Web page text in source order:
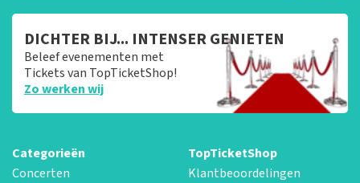
DICHTER BIJ... INTENSER GENIETEN
Beleef evenementen met
Tickets van TopTicketShop!
Zo werken wij
Categorieën
Concerten
TopTicketShop
Klantbeoordelingen